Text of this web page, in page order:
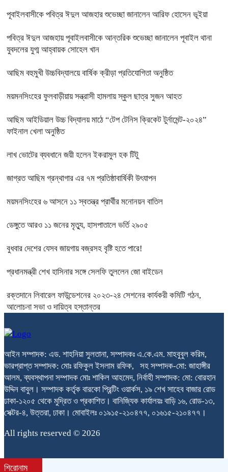
পূবাইলবাসীকে পবিত্র ঈদুল আজহার শুভেচ্ছা জানালেন আরিফ হোসেন ভূইয়া
পবিত্র ঈদুল আজহায় পূবাইলবাসীকে আন্তরিক শুভেচ্ছা জানালেন পূবাইল থানা
যুবদলের যুগ্ম আহ্বায়ক সোহেল খান
আছিম বহুমুখী উচ্চবিদ্যালয়ে বার্ষিক ক্রীড়া প্রতিযোগিতা অনুষ্ঠিত
ময়মনসিংহের ফুলবাড়ীয়ায় সন্ত্রাসী হামলায় স্কুল ছাত্র সুজন আহত
আছিম আইডিয়াল উচ্চ বিদ্যালয় মাঠে “টেপ টেনিস ক্রিকেট টুর্নামেন্ট-২০২৪”
ফাইনাল খেলা অনুষ্ঠিত
লাখ ভোটের ব্যবধানে জয়ী হলেন ইকরামুল হক টিটু
জাগ্রত আছিম গ্রন্থাগার এর ৭ম প্রতিষ্ঠাবার্ষিকী উৎযাপন
ময়মনসিংহের ৬ আসনে ১১ স্বতন্ত্র প্রার্থীর মনোনয়ন বাতিল
ডেঙ্গুতে আরও ১১ জনের মৃত্যু, হাসপাতালে ভর্তি ২৯০৫
বুধবার দেশের যেসব জায়গায় বজ্রসহ বৃষ্টি হতে পারে!
প্রধানমন্ত্রী শেখ হাসিনার সঙ্গে সেলফি তুললেন জো বাইডেন
রক্তদানে লিবারেল ফাউন্ডেশনের ২০২৩-২৪ সেশনের কার্যকরী কমিটি গঠন,
আলোচনা সভা ও দায়িত্ব হস্তান্তর
আইন সম্পাদক: এড. শাহনিয়া সুলতানা, সম্পাদকঃ এ.কে.এম. মাহবুবুল করিম,
ভারপ্রাপ্ত সম্পাদক: মোঃ রফিকুল ইসলাম রফিক, সহ সম্পাদক-মো: জাহাঙ্গীর
আলম, ব্যবস্থাপনা সম্পাদক মোঃ শাকিল আহমেদ, নির্বাহী সম্পাদক: মো: বোরহান
উদ্দিন বাবুল। সম্পাদক কর্তৃক বারকো প্রিন্টিং ওয়ার্কস, ১৯ শেখ সাহেব বাজার রোড
ঢাকা-১২০৫ থেকে মুদ্রিত ও প্রকাশিত। বানিজ্যিক কার্যালয়ঃ বাড়ি ১৬, রোড-১৩,
সেক্টর-৪, উত্তরা, ঢাকা। মোবাইলঃ ০১৯১৫-২১০৪৭৭, ০১৬১৫-২১০৪৭৭।
All rights reserved © 2026
শিরোনাম
bdit.com.bd